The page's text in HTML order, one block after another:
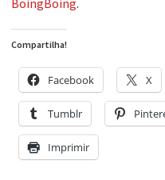
Compartilha!
Facebook X
Tumblr
Imprimir